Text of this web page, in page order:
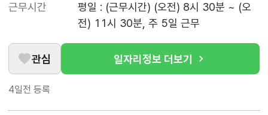
근무시간
평일 : (근무시간) (오전) 8시 30분 ~ (오
전) 11시 30분, 주 5일 근무
관심 일자리정보 더보기
4일전 등록